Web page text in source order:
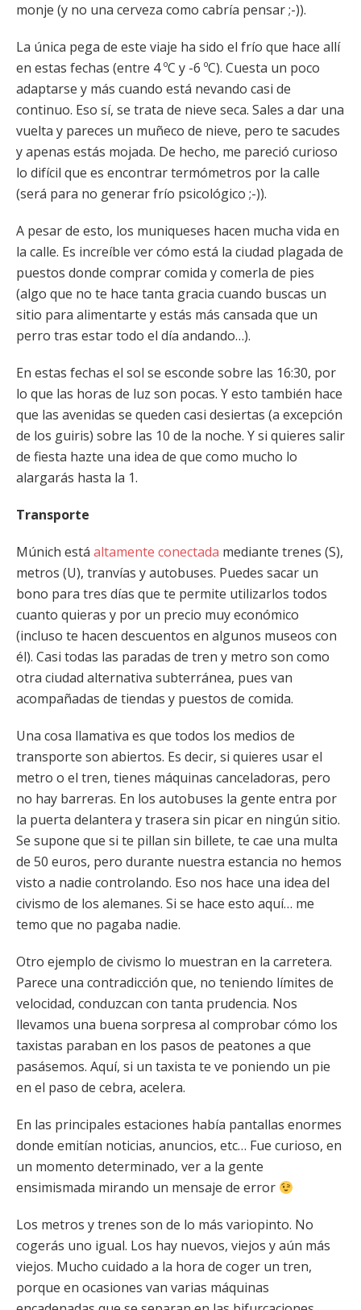
monje (y no una cerveza como cabría pensar ;-)).
La única pega de este viaje ha sido el frío que hace allí
en estas fechas (entre 4 ºC y -6 ºC). Cuesta un poco
adaptarse y más cuando está nevando casi de
continuo. Eso sí, se trata de nieve seca. Sales a dar una
vuelta y pareces un muñeco de nieve, pero te sacudes
y apenas estás mojada. De hecho, me pareció curioso
lo difícil que es encontrar termómetros por la calle
(será para no generar frío psicológico ;-)).
A pesar de esto, los muniqueses hacen mucha vida en
la calle. Es increíble ver cómo está la ciudad plagada de
puestos donde comprar comida y comerla de pies
(algo que no te hace tanta gracia cuando buscas un
sitio para alimentarte y estás más cansada que un
perro tras estar todo el día andando…).
En estas fechas el sol se esconde sobre las 16:30, por
lo que las horas de luz son pocas. Y esto también hace
que las avenidas se queden casi desiertas (a excepción
de los guiris) sobre las 10 de la noche. Y si quieres salir
de fiesta hazte una idea de que como mucho lo
alargarás hasta la 1.
Transporte
Múnich está altamente conectada mediante trenes (S),
metros (U), tranvías y autobuses. Puedes sacar un
bono para tres días que te permite utilizarlos todos
cuanto quieras y por un precio muy económico
(incluso te hacen descuentos en algunos museos con
él). Casi todas las paradas de tren y metro son como
otra ciudad alternativa subterránea, pues van
acompañadas de tiendas y puestos de comida.
Una cosa llamativa es que todos los medios de
transporte son abiertos. Es decir, si quieres usar el
metro o el tren, tienes máquinas canceladoras, pero
no hay barreras. En los autobuses la gente entra por
la puerta delantera y trasera sin picar en ningún sitio.
Se supone que si te pillan sin billete, te cae una multa
de 50 euros, pero durante nuestra estancia no hemos
visto a nadie controlando. Eso nos hace una idea del
civismo de los alemanes. Si se hace esto aquí… me
temo que no pagaba nadie.
Otro ejemplo de civismo lo muestran en la carretera.
Parece una contradicción que, no teniendo límites de
velocidad, conduzcan con tanta prudencia. Nos
llevamos una buena sorpresa al comprobar cómo los
taxistas paraban en los pasos de peatones a que
pasásemos. Aquí, si un taxista te ve poniendo un pie
en el paso de cebra, acelera.
En las principales estaciones había pantallas enormes
donde emitían noticias, anuncios, etc… Fue curioso, en
un momento determinado, ver a la gente
ensimismada mirando un mensaje de error
Los metros y trenes son de lo más variopinto. No
cogerás uno igual. Los hay nuevos, viejos y aún más
viejos. Mucho cuidado a la hora de coger un tren,
porque en ocasiones van varias máquinas